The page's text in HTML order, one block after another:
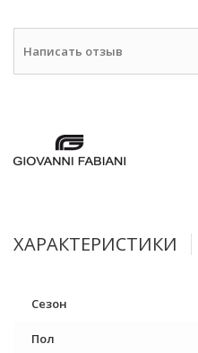
Написать отзыв
ХАРАКТЕРИСТИКИ
Сезон
Пол